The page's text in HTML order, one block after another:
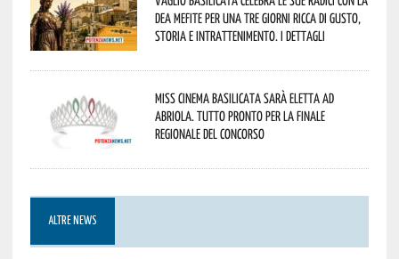
Dea Mefite per una tre giorni ricca di gusto,
storia e intrattenimento. I dettagli
Miss Cinema Basilicata sarà eletta ad
Abriola. Tutto pronto per la finale
regionale del concorso
ALTRE NEWS